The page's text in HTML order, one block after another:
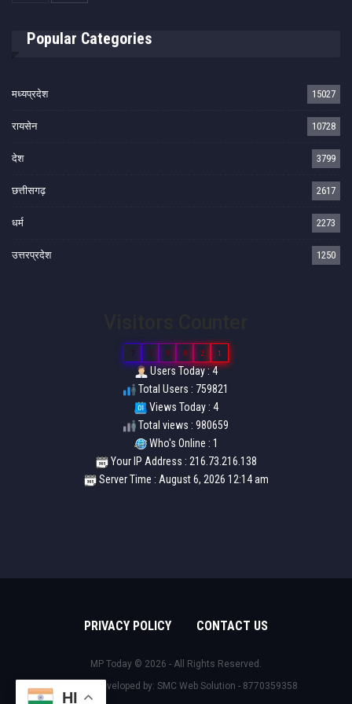
Popular Categories
मध्यप्रदेश 15027
रायसेन 10728
देश 3799
छत्तीसगढ़ 2617
धर्म 2273
उत्तरप्रदेश 1250
7 5 9 8 2 1
Users Today : 4
Total Users : 759821
Views Today : 4
Total views : 980659
Who's Online : 1
Your IP Address : 216.73.216.138
Server Time : August 6, 2026 12:14 am
PRIVACY POLICY CONTACT US
MP Today © 2026 - All Rights Reserved.
Design & Developed by: SMC Web Solution - 8770359358
HI